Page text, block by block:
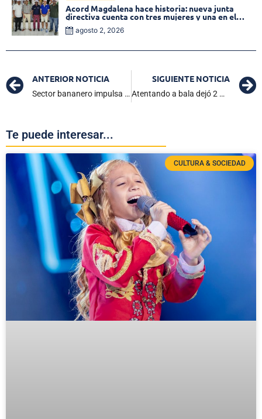
Acord Magdalena hace historia: nueva junta
directiva cuenta con tres mujeres y una en el
Órgano de Control
agosto 2, 2026
ANTERIOR NOTICIA
Sector bananero impulsa recuperación de subestación policial en Río Frío para reforzar seguridad local
SIGUIENTE NOTICIA
Atentando a bala dejó 2 muertos y un herido en Zona Bananera
Te puede interesar...
CULTURA & SOCIEDAD